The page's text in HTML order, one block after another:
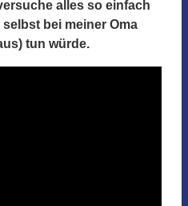
alles so einfach
bei meiner Oma
tun würde.